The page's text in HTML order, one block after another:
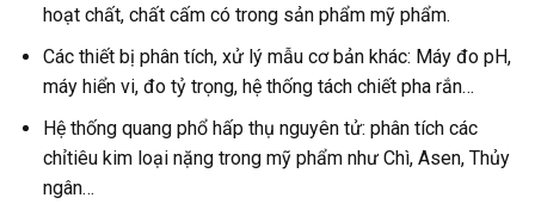
hoạt chất, chất cấm có trong sản phẩm mỹ phẩm.
Các thiết bị phân tích, xử lý mẫu cơ bản khác: Máy đo pH,
máy hiển vi, đo tỷ trọng, hệ thống tách chiết pha rắn…
Hệ thống quang phổ hấp thụ nguyên tử: phân tích các
chỉtiêu kim loại nặng trong mỹ phẩm như Chì, Asen, Thủy
ngân…